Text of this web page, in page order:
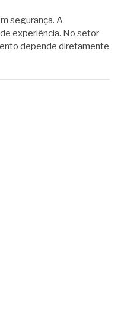
segurança. A
experiência. No setor
depende diretamente